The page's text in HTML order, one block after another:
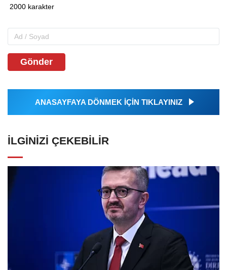
Gönder
ANASAYFAYA DÖNMEK İÇİN TIKLAYINIZ
İLGINIZI ÇEKEBILIR